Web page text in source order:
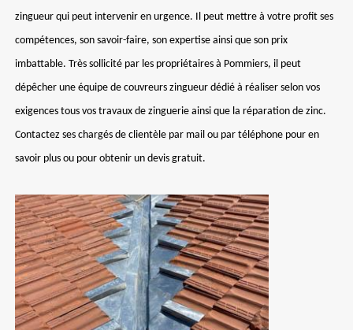
zingueur qui peut intervenir en urgence. Il peut mettre à votre profit ses
compétences, son savoir-faire, son expertise ainsi que son prix
imbattable. Très sollicité par les propriétaires à Pommiers, il peut
dépêcher une équipe de couvreurs zingueur dédié à réaliser selon vos
exigences tous vos travaux de zinguerie ainsi que la réparation de zinc.
Contactez ses chargés de clientèle par mail ou par téléphone pour en
savoir plus ou pour obtenir un devis gratuit.